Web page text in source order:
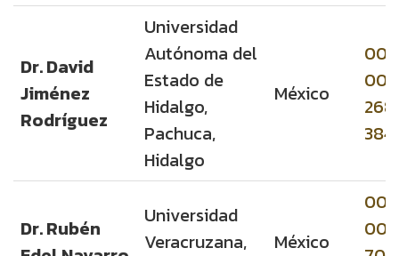
Dr. David
Jiménez
Rodríguez
Universidad
Autónoma del
Estado de
Hidalgo,
Pachuca,
Hidalgo
México
384
Dr. Rubén
Universidad
Veracruzana,
México